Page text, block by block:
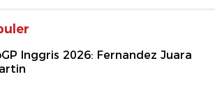
Inggris 2026: Fernandez Juara